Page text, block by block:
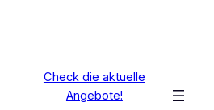
Check die aktuelle
Angebote!